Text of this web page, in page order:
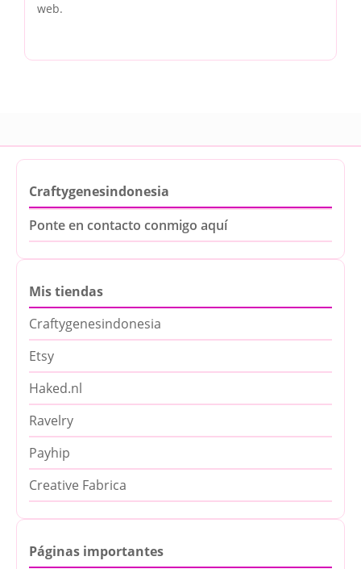
web.
Craftygenesindonesia
Ponte en contacto conmigo aquí
Mis tiendas
Craftygenesindonesia
Etsy
Haked.nl
Ravelry
Payhip
Creative Fabrica
Páginas importantes